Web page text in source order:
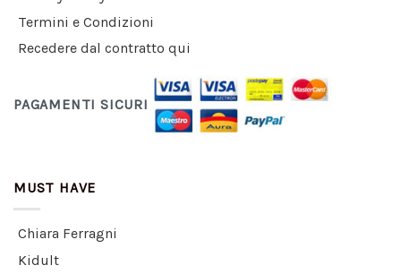
Termini e Condizioni
Recedere dal contratto qui
PAGAMENTI SICURI
MUST HAVE
Chiara Ferragni
Kidult